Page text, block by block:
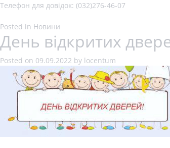
Телефон для довідок: (032)276-46-07
Posted in Новини
День відкритих
Posted on 09.09.2022 by locentum